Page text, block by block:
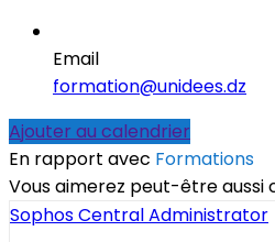
Email
formation@unidees.dz
Ajouter au calendrier
En rapport avec Formations
Vous aimerez peut-être aussi
Sophos Central Administrator